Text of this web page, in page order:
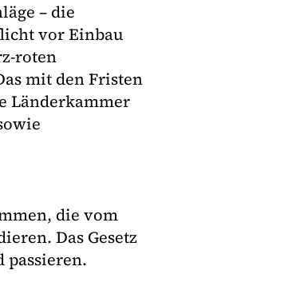
– die
vor Einbau
roten
mit den Fristen
Länderkammer
die vom
Das Gesetz
passieren.